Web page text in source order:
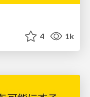
4 1k